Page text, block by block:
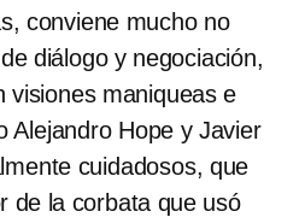
conviene mucho no
diálogo y negociación,
visiones maniqueas e
Alejandro Hope y Javier
cuidadosos, que
de la corbata que usó